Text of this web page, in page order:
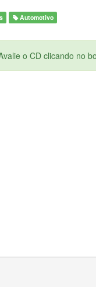
Automotivo
o CD clicando no